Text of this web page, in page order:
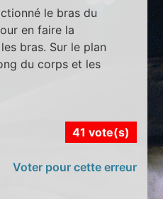
le bras du
en faire la
bras. Sur le plan
du corps et les
41 vote(s)
Voter pour cette erreur